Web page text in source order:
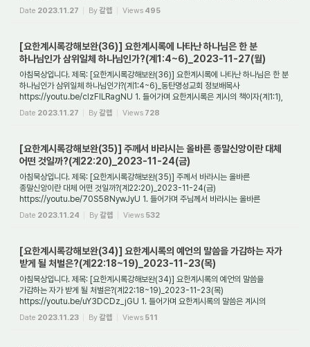
교회에게 보낸 편지 형식...
Date 2023.11.27 By갈렙 Views 495
[요한계시록강해보완(36)] 요한계시록에 나타난 하나님은 한 분
하나님인가 삼위일체 하나님인가?(계1:4~6)_2023-11-27(월)
아침묵상입니다. 제목: [요한계시록강해보완(36)] 요한계시록에 나타난 하나님은 한 분
하나님인가 삼위일체 하나님인가?(계1:4~6)_동탄명성교회 정보배목사
https://youtu.be/clzFlLRagNU 1. 들어가며 요한계시록은 계시의 책이자(계1:1),
예언의 책이며(계1:...
Date 2023.11.27 By갈렙 Views 728
[요한계시록강해보완(35)] 주께서 바라시는 올바른 종말신앙이란 대체
어떤 것일까?(계22:20)_2023-11-24(금)
아침묵상입니다. 제목: [요한계시록강해보완(35)] 주께서 바라시는 올바른
종말신앙이란 대체 어떤 것일까?(계22:20)_2023-11-24(금)
https://youtu.be/70S58NywJyU 1. 들어가며 주님께서 바라시는 올바른
종말신앙은 과연 어떤 것일까? 어떤 사람은 종말론 이...
Date 2023.11.24 By갈렙 Views 532
[요한계시록강해보완(34)] 요한계시록의 예언의 말씀을 가감하는 자가
받게 될 처벌은?(계22:18~19)_2023-11-23(목)
아침묵상입니다. 제목: [요한계시록강해보완(34)] 요한계시록의 예언의 말씀을
가감하는 자가 받게 될 처벌은?(계22:18~19)_2023-11-23(목)
https://youtu.be/uY3DCDz_jGU 1. 들어가며 요한계시록의 말씀은 계시의
말씀이다. 왜냐하면 요한계시록 구약성경에 ...
Date 2023.11.23 By갈렙 Views 511